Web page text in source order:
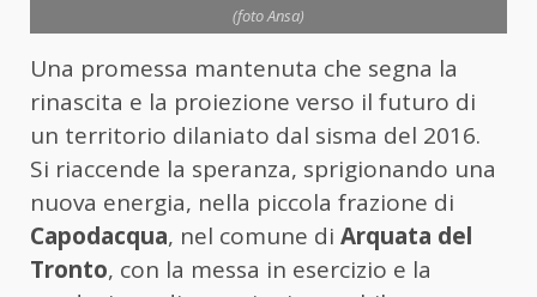
(foto Ansa)
Una promessa mantenuta che segna la
rinascita e la proiezione verso il futuro di
un territorio dilaniato dal sisma del 2016.
Si riaccende la speranza, sprigionando una
nuova energia, nella piccola frazione di
Capodacqua, nel comune di Arquata del
Tronto, con la messa in esercizio e la